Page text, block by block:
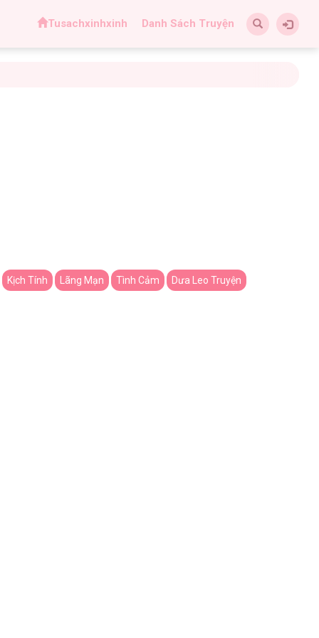
Tusachxinhxinh Danh Sách Truyện
Kịch Tính Lãng Mạn Tình Cảm Dưa Leo Truyện